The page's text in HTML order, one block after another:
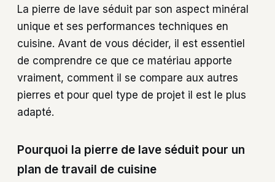
La pierre de lave séduit par son aspect minéral
unique et ses performances techniques en
cuisine. Avant de vous décider, il est essentiel
de comprendre ce que ce matériau apporte
vraiment, comment il se compare aux autres
pierres et pour quel type de projet il est le plus
adapté.
Pourquoi la pierre de lave séduit pour un
plan de travail de cuisine